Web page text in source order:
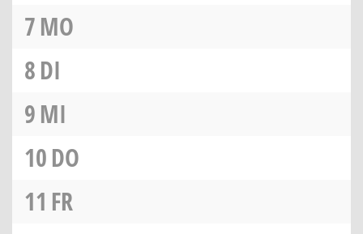
7MO
8DI
9MI
10DO
11 FR